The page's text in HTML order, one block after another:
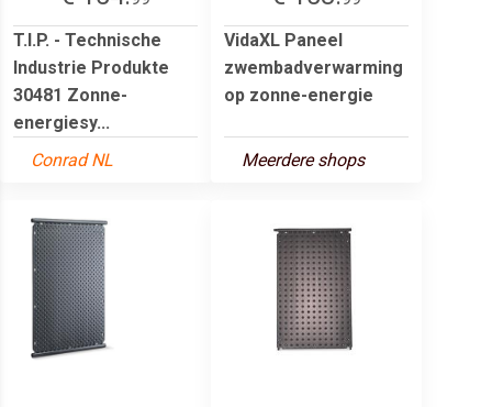
T.I.P. - Technische
Industrie Produkte
30481 Zonne-
energiesy...
Conrad NL
VidaXL Paneel
zwembadverwarming
op zonne-energie
Meerdere shops